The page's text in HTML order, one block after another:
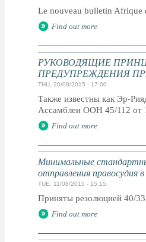
Le nouveau bulletin Afrique
Find out more
РУКОВОДЯЩИЕ
ПРЕДУПРЕЖДЕНИЯ
THU, 20/08/2015 - 17:00
Также известны как Эр-
Ассамблеи ООН 45/112 от
Find out more
Минимальные
отправления правосудия
TUE, 11/08/2015 - 15:15
Приняты резолюцией 40/
Find out more